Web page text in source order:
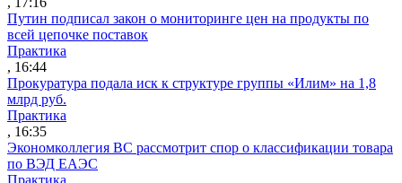
Путин подписал закон о мониторинге цен на продукты по
всей цепочке поставок
Практика
, 16:44
Прокуратура подала иск к структуре группы «Илим» на 1,8
млрд руб.
Практика
, 16:35
Экономколлегия ВС рассмотрит спор о классификации товара
по ВЭД ЕАЭС
Практика